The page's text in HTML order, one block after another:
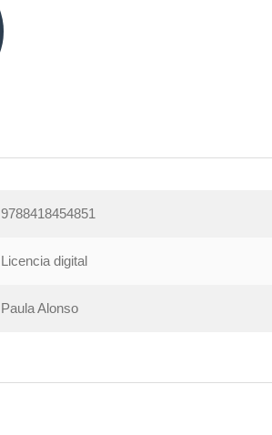
9788418454851
Licencia digital
Paula Alonso